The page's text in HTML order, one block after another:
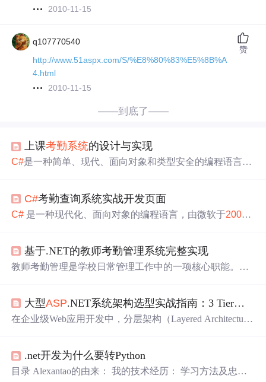
2010-11-15
q107770540
http://www.51aspx.com/S/%E8%80%83%E5%8B%A
4.html
2010-11-15
赞
——到底了——
上课考勤系统的设计与实现
C#是一种简单、现代、面向对象和类型安全的编程语言，
把Visual Basic的高生产力和C++本身的能力结合起来。
作为Microsoft Visual Studio 7.0的一部分提供给用户。除了
C#考勤查询系统实战开发页面
C# 是一种现代化、面向对象的编程语言，由微软于2000
密结合，提供了高效、稳定、可扩展的开发体验。其强大
的类库支持、良好的类型安全机制以及与Visual Studio等开
讨其在构建现代Web应用程序中的适用性。
基于.NET的教师考勤管理系统完整实现
教师考勤管理是学校日常管理工作中的一项核心职能。它
和参与教研活动，同时也为考核教师的工作表现提供了数
据基础。ASP.NET是微软推出的一个
用于Web应用程序开
ET语言编写Web页面和Web服务，这些页面和服务会在服
务器端执行并生成动态的HTML内容。
大型ASP.NET系统架构选型实战指南：3 Tier、SOA与消息总线落地要点
在企业级Web应用开发中，分层架构（Layered Architectur
（N-Tier），其核心在于通过Presentation/Application/Data三
层的独立部署与标准化通信实现弹性伸缩。该架构天然支
.net开发为什么要转Python
目录 Alexantao的由来： 我的技术经历： 学习方法及忠